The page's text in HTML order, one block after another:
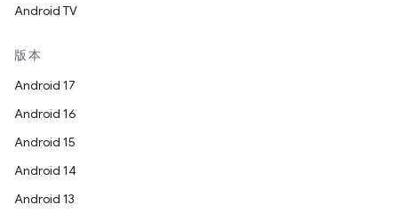
Android TV
版本
Android 17
Android 16
Android 15
Android 14
Android 13